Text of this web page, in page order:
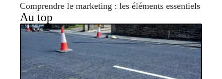
Comprendre le marketing : les éléments essentiels
Au top